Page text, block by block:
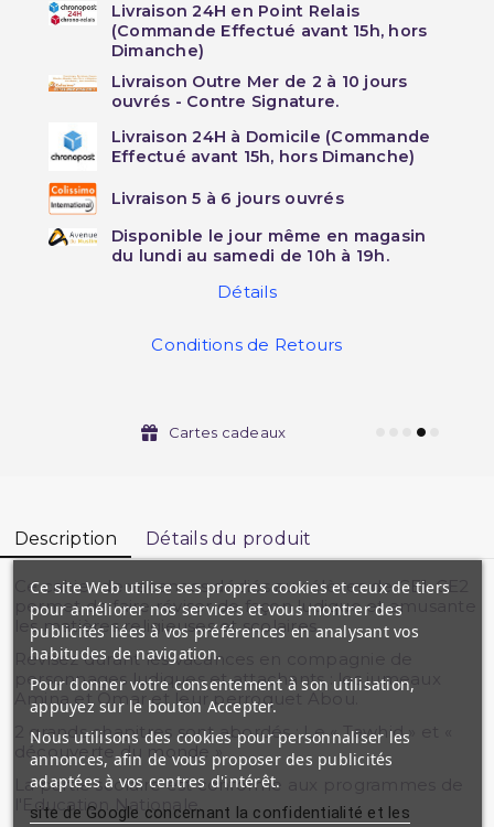
Livraison 24H en Point Relais
(Commande Effectué avant 15h, hors
Dimanche)
Livraison Outre Mer de 2 à 10 jours
ouvrés - Contre Signature.
Livraison 24H à Domicile (Commande
Effectué avant 15h, hors Dimanche)
Livraison 5 à 6 jours ouvrés
Disponible le jour même en magasin
du lundi au samedi de 10h à 19h.
Détails
Conditions de Retours
Cartes cadeaux
Description Détails du produit
Ce cahier de vacances dédiés aux élèves de CE1-CE2
permet de faire réviser de façon ludique et amusante
les matières religieuses et scolaires.
Révisez durant les vacances en compagnie de
personnages ludiques et attachants : les jumeaux
Amina et Omar et leur perroquet Abou.
2 grands chapitres sont abordés : Le « Tawhid » et «
découverte du monde »
La partie scolaire est conforme aux programmes de
l'Education Nationale.
Ce site Web utilise ses propres cookies et ceux de tiers
pour améliorer nos services et vous montrer des
publicités liées à vos préférences en analysant vos
habitudes de navigation.
Pour donner votre consentement à son utilisation,
appuyez sur le bouton Accepter.
Nous utilisons des cookies pour personnaliser les
annonces, afin de vous proposer des publicités
adaptées à vos centres d'intérêt.
site de Google concernant la confidentialité et les